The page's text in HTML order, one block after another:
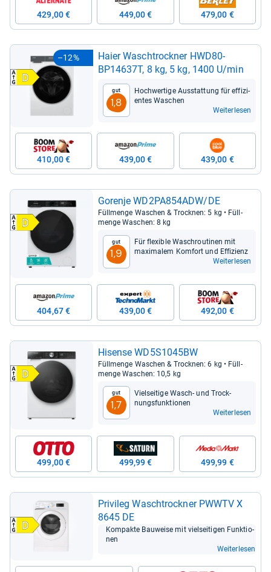
429,00 € 449,00 € 479,00 €
–12%
Haier Wasch­trock­ner HWD80-​
BP14637T, 8 kg, 5 kg, 1400 U/min
Gut
1,8
Hoch­wer­tige Aus­stat­tung für effi­zi­
en­tes Waschen
Weiterlesen
410,00 € 439,00 € 439,00 €
Gorenje WD2PA854ADW/DE
Füll­menge Waschen & Trock­nen: 5 kg • Füll­
menge Waschen: 8 kg
Gut
1,9
Für fle­xi­ble Wasch­rou­ti­nen mit
maxi­ma­lem Kom­fort und Effi­zi­enz
Weiterlesen
404,67 € 439,00 € 492,00 €
Hisense WD5S1045BW
Füll­menge Waschen & Trock­nen: 6 kg • Füll­
menge Waschen: 10,5 kg
Gut
1,7
Viel­sei­tige Wasch-​ und Trock­
nungs­funk­tio­nen
Weiterlesen
499,00 € 499,99 € 499,99 €
Pri­vi­leg Wasch­trock­ner PWWTV X
8645 DE
Kom­pakte Bau­weise mit viel­sei­ti­gen Funk­tio­
nen
Weiterlesen